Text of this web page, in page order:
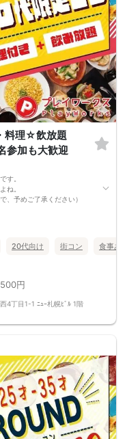
料理☆飲放題
参加も大歓迎
す。
ね。
、予めご了承ください）
適です。
ください）
チリ★
会話を楽しみましょう。
たしますので、「連絡先交
ください。
アルな格好でおこしになら
名以上のお申し込みからに
た場合や開催判断人数を下
ご了承ください。
セルなどで当日の参加人
20代向け 街コン 食事あ
円
4丁目1-1 ﾆｭｰ札幌ﾋﾞﾙ 1階